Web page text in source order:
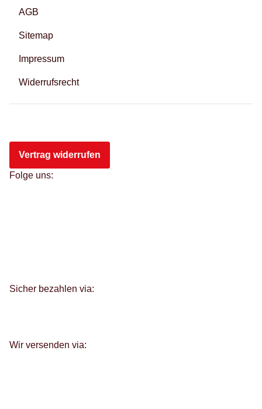
AGB
Sitemap
Impressum
Widerrufsrecht
Vertrag widerrufen
Folge uns:
Sicher bezahlen via:
Wir versenden via: